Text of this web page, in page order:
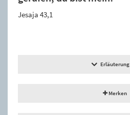
Jesaja 43,1
Erläuterung
Merken